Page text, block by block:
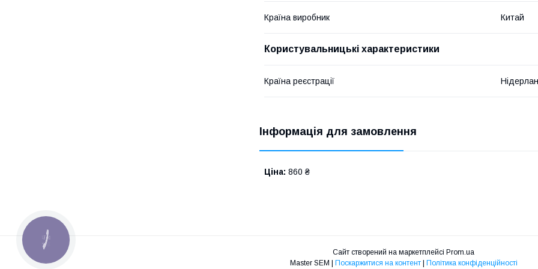
Країна виробник Китай
Користувальницькі характеристики
Країна реєстрації
Інформація для замовлення
Ціна: 860 ₴
Сайт створений на маркетплейсі Prom.ua
Master SEM | Поскаржитися на контент | Політика конфіденційності
КНОПКА
ЗВ'ЯЗКУ